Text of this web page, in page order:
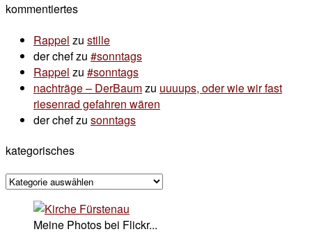
kommentiertes
Rappel zu stille
der chefzu #sonntags
Rappel zu #sonntags
nachträge – DerBaumzu uuuups, oder wie wir fast
riesenrad gefahren wären
der chefzu sonntags
kategorisches
kategorisches
Meine Photos bei Flickr...